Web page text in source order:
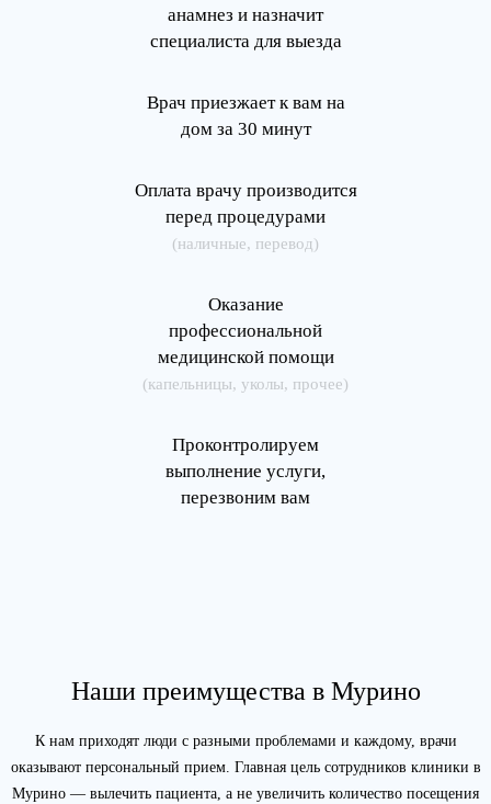
анамнез и назначит
специалиста для выезда
Врач приезжает к вам на
дом за 30 минут
Оплата врачу производится
перед процедурами
(наличные, перевод)
Оказание
профессиональной
медицинской помощи
(капельницы, уколы, прочее)
Проконтролируем
выполнение услуги,
перезвоним вам
Наши преимущества в Мурино
К нам приходят люди с разными проблемами и каждому, врачи
оказывают персональный прием. Главная цель сотрудников клиники в
Мурино — вылечить пациента, а не увеличить количество посещения